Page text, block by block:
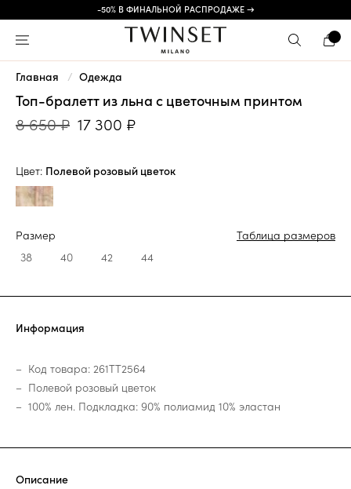
-50% В ФИНАЛЬНОЙ РАСПРОДАЖЕ →
Главная Одежда
Топ-бралетт из льна с цветочным принтом
8 650 ₽ 17 300 ₽
Цвет: Полевой розовый цветок
Размер
Таблица размеров
38
40 42 44
Информация
Код товара: 261TT2564
Полевой розовый цветок
100% лен. Подкладка: 90% полиамид 10% эластан
Описание